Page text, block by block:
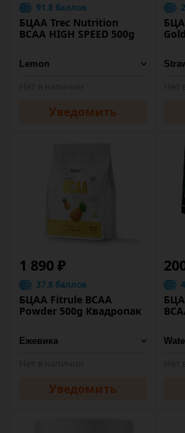
91.8 баллов
БЦАА Trec Nutrition
BCAA HIGH SPEED 500g
Уведомить
1 890 ₽
37.8 баллов
БЦАА Fitrule BCAA
Powder 500g Квадропак
Уведомить